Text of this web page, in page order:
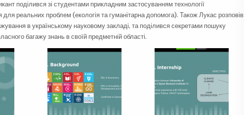
поділився зі студентами прикладним застосуванням технології
для реальних проблем (екологія та гуманітарна допомога). Також Лукас розповів
в українському науковому закладі, та поділився секретами пошуку
багажу знань в своїй предметній області.